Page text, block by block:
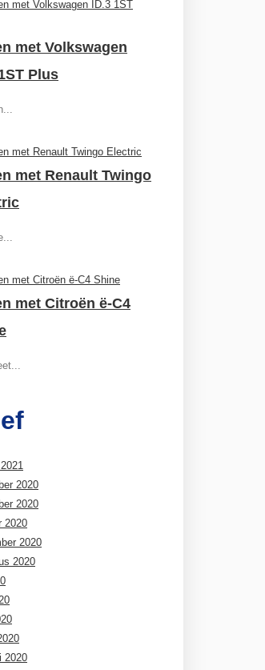
met Volkswagen
Plus
met Renault Twingo
met Citroën ë-C4
2020
2020
2020
2020
2020
2020